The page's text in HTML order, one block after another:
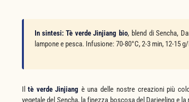
In sintesi: Tè verde Jinjiang bio, blend di Sencha,
lampone e pesca. Infusione: 70-80°C, 2-3 min, 12-15
Il tè verde Jinjiang è una delle nostre creazioni più
vegetale del Sencha, la finezza boscosa del Darjeeling e